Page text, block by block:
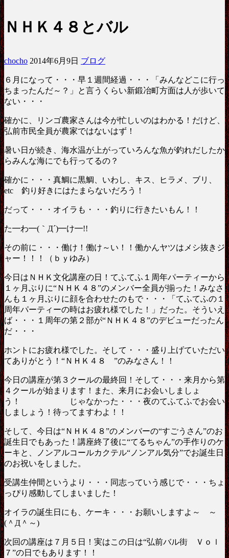
ＮＨＫ４８とバル
chocho 2014年6月9日 ブログ
６月になって・・・早１週間経過・・・「みんなどこに行っ
ちまったんだ～？」と言うくらい新鍛冶町方面は人が歩いて
ない・・・
確かに、リンゴ農家さんは今が忙しいのはわかる！だけど、
弘前市民全員が農家ではないはず！
暑い日が続き、海水温が上がっていろんな魚が釣れだしたか
らみんな海にでも行ってるの？
確かに・・・真鯛に黒鯛、いわし、キス、ヒラメ、ブリ、
etc 釣り好きにはたまらないだろう！
だって・・・オイラも・・・釣りに行きたいもん！！
た━わ━(｀Д´)━け━!!
その前に・・・働け！働け～い！！働かんヤツはメシ抜きジ
ャー！！！（ｂｙゆみ）
今日はＮＨＫ文化講座の日！てふてふ１周年パーティーから
１ヶ月ぶりに“ＮＨＫ４８”のメンバー全員が揃った！みなさ
んも１ヶ月ぶりに顔を合わせたのもで・・・「てふてふの１
周年パーティーの時はお疲れ様でした！」だった。そういえ
ば・・・１周年の第２部が“ＮＨＫ４８”のデビューだったん
だ・・・
ホントにお疲れ様でした。そして・・・盛り上げていただい
てありがとう！“ＮＨＫ４８ ”のみなさん！！
今日の講座が第３クールの最終回！そして・・・来月から第
４クールが始まります！また、来月にお会いしましょ
う！ じゃなかった・・・夜のてふてふでお会い
しましょう！待ってますわよ！！
そして、今日は“ＮＨＫ４８”のメンバーの“すごうさん”のお
誕生日でもあった！講座終了後に“てるちゃん”の手作りのケ
ーキと、ノンアルコールカクテル“ノンアル気分”でお誕生日
のお祝いをしました。
受講生仲間というより・・・同志っていう感じで・・・ちょ
っぴり感動してしまいました！
オイラの誕生日にも、ケーキ・・・お願いしますよ～ ～
(＾Д＾～)
次回の講座は７月５日！実はこの日は“弘前バル街 Ｖｏｌ
７”の日でもあります！！